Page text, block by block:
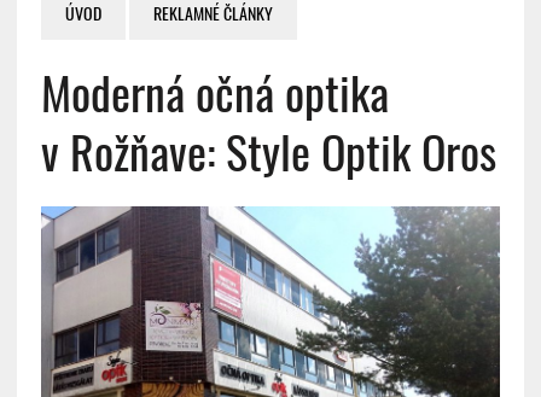
ÚVOD REKLAMNÉ ČLÁNKY
Moderná očná optika
v Rožňave: Style Optik Oros